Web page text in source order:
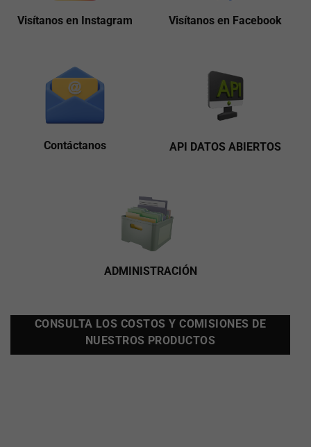
Visítanos en Instagram Visítanos en Facebook
Contáctanos API DATOS ABIERTOS
ADMINISTRACIÓN
CONSULTA LOS COSTOS Y COMISIONES DE
NUESTROS PRODUCTOS